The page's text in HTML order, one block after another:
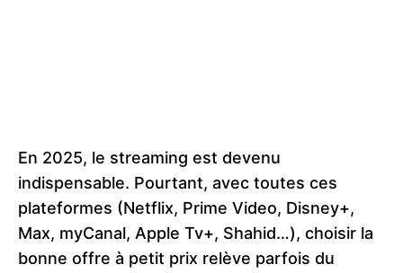
En 2025, le streaming est devenu
indispensable. Pourtant, avec toutes ces
plateformes (Netflix, Prime Video, Disney+,
Max, myCanal, Apple Tv+, Shahid…), choisir la
bonne offre à petit prix relève parfois du